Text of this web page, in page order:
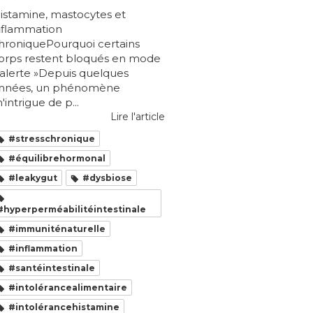
mastocytes et
certains
restent bloqués en mode
»Depuis quelques
un phénomène
de p...
Lire l'article
#stresschronique
#équilibrehormonal
#leakygut
#dysbiose
#immuniténaturelle
#inflammation
#santéintestinale
#intolérancealimentaire
#intolérancehistamine